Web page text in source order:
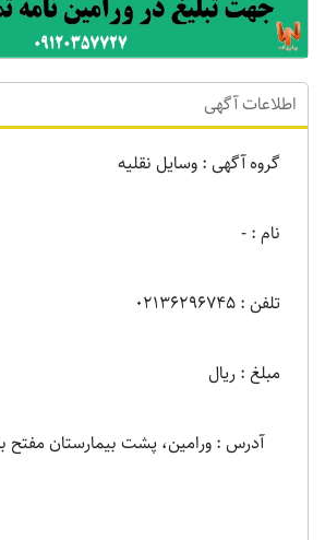
اطلاعات آگهی
گروه آگهی : وسايل نقليه
نام : -
تلفن : 02136296745
مبلغ : ریال
آدرس : ورامین، پشت بیمارستان مفتح